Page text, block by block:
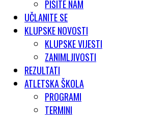
PIŠITE NAM
UČLANITE SE
KLUPSKE NOVOSTI
KLUPSKE VIJESTI
ZANIMLJIVOSTI
REZULTATI
ATLETSKA ŠKOLA
PROGRAMI
TERMINI